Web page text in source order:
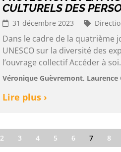
CULTURELS DES
31 décembre 2023
Dans le cadre de la quatrième
UNESCO sur la diversité des
l’ouvrage collectif Accéder à
Véronique Guèvremont, Laurence
Lire plus ›
2 3 4 5 6 7 8